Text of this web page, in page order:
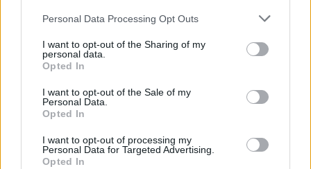
Personal Data Processing Opt Outs
I want to opt-out of the Sharing of my
personal data.
Opted In
I want to opt-out of the Sale of my
Personal Data.
Opted In
I want to opt-out of processing my
Personal Data for Targeted Advertising.
Opted In
Přihlásit se a odpovědět 1
Vánoční hvězda
Reakce na příspěvek
Tak to jo,, stačí i hvězdy i měsíc ...